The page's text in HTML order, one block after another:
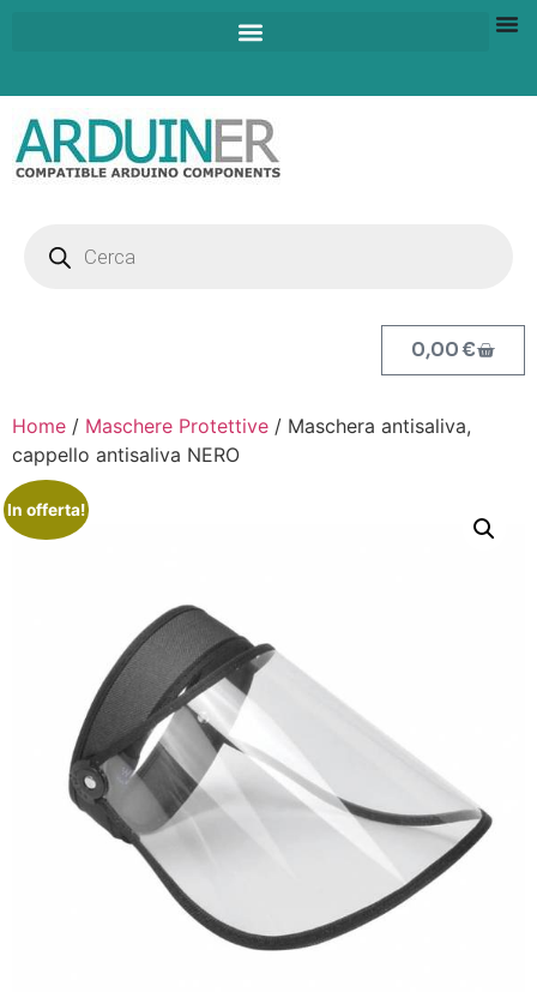
0,00€
Home / Maschere Protettive / Maschera antisaliva,
cappello antisaliva NERO
In offerta!